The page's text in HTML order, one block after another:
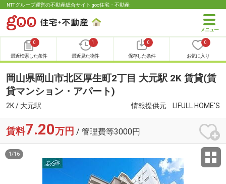
NTTグループ運営の不動産総合サイト goo住宅・不動産
0
最近検索した条件
1
最近見た物件
0
保存した条件
0
お気に入り
岡山県岡山市北区厚生町2丁目 大元駅 2K 賃貸(賃
貸マンション・アパート)
2K / 大元駅 情報提供元 LIFULL HOME'S
賃料7.20万円 / 管理費等3000円
1 /16